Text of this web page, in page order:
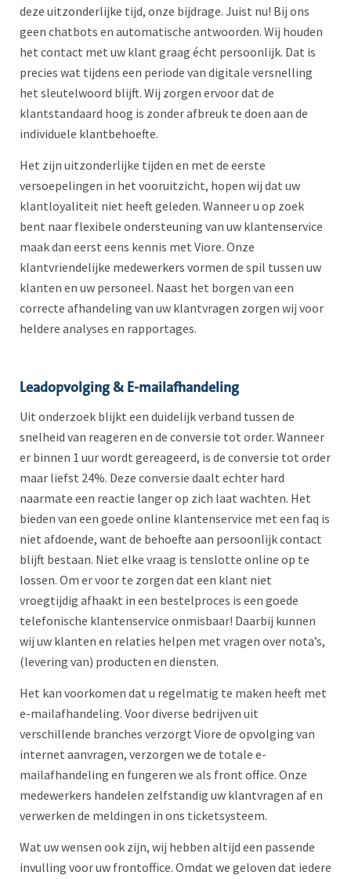
deze uitzonderlijke tijd, onze bijdrage. Juist nu! Bij ons
geen chatbots en automatische antwoorden. Wij houden
het contact met uw klant graag écht persoonlijk. Dat is
precies wat tijdens een periode van digitale versnelling
het sleutelwoord blijft. Wij zorgen ervoor dat de
klantstandaard hoog is zonder afbreuk te doen aan de
individuele klantbehoefte.
Het zijn uitzonderlijke tijden en met de eerste
versoepelingen in het vooruitzicht, hopen wij dat uw
klantloyaliteit niet heeft geleden. Wanneer u op zoek
bent naar flexibele ondersteuning van uw klantenservice
maak dan eerst eens kennis met Viore. Onze
klantvriendelijke medewerkers vormen de spil tussen uw
klanten en uw personeel. Naast het borgen van een
correcte afhandeling van uw klantvragen zorgen wij voor
heldere analyses en rapportages.
Leadopvolging & E-mailafhandeling
Uit onderzoek blijkt een duidelijk verband tussen de
snelheid van reageren en de conversie tot order. Wanneer
er binnen 1 uur wordt gereageerd, is de conversie tot order
maar liefst 24%. Deze conversie daalt echter hard
naarmate een reactie langer op zich laat wachten. Het
bieden van een goede online klantenservice met een faq is
niet afdoende, want de behoefte aan persoonlijk contact
blijft bestaan. Niet elke vraag is tenslotte online op te
lossen. Om er voor te zorgen dat een klant niet
vroegtijdig afhaakt in een bestelproces is een goede
telefonische klantenservice onmisbaar! Daarbij kunnen
wij uw klanten en relaties helpen met vragen over nota’s,
(levering van) producten en diensten.
Het kan voorkomen dat u regelmatig te maken heeft met
e-mailafhandeling. Voor diverse bedrijven uit
verschillende branches verzorgt Viore de opvolging van
internet aanvragen, verzorgen we de totale e-
mailafhandeling en fungeren we als front office. Onze
medewerkers handelen zelfstandig uw klantvragen af en
verwerken de meldingen in ons ticketsysteem.
Wat uw wensen ook zijn, wij hebben altijd een passende
invulling voor uw frontoffice. Omdat we geloven dat iedere